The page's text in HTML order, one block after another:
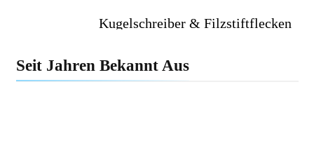
Kugelschreiber & Filzstiftflecken
Seit Jahren Bekannt Aus